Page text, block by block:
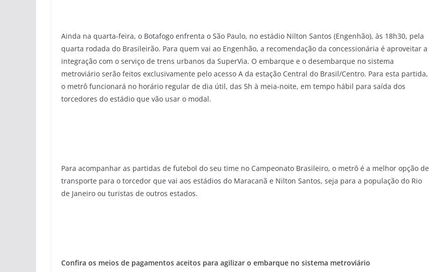
Ainda na quarta-feira, o Botafogo enfrenta o São Paulo, no estádio Nilton Santos (Engenhão), às 18h30, pela
quarta rodada do Brasileirão. Para quem vai ao Engenhão, a recomendação da concessionária é aproveitar a
integração com o serviço de trens urbanos da SuperVia. O embarque e o desembarque no sistema
metroviário serão feitos exclusivamente pelo acesso A da estação Central do Brasil/Centro. Para esta partida,
o metrô funcionará no horário regular de dia útil, das 5h à meia-noite, em tempo hábil para saída dos
torcedores do estádio que vão usar o modal.
Para acompanhar as partidas de futebol do seu time no Campeonato Brasileiro, o metrô é a melhor opção de
transporte para o torcedor que vai aos estádios do Maracanã e Nilton Santos, seja para a população do Rio
de Janeiro ou turistas de outros estados.
Confira os meios de pagamentos aceitos para agilizar o embarque no sistema metroviário